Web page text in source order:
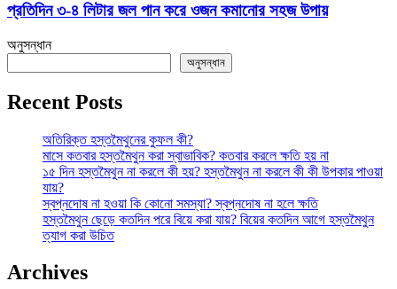
প্রতিদিন ৩-৪ লিটার জল পান করে ওজন কমানোর সহজ উপায়
অনুসন্ধান
অনুসন্ধান
Recent Posts
অতিরিক্ত হস্তমৈথুনের কুফল কী?
মাসে কতবার হস্তমৈথুন করা স্বাভাবিক? কতবার করলে ক্ষতি হয় না
১৫ দিন হস্তমৈথুন না করলে কী হয়? হস্তমৈথুন না করলে কী কী উপকার পাওয়া
যায়?
স্বপ্নদোষ না হওয়া কি কোনো সমস্যা? স্বপ্নদোষ না হলে ক্ষতি
হস্তমৈথুন ছেড়ে কতদিন পরে বিয়ে করা যায়? বিয়ের কতদিন আগে হস্তমৈথুন
ত্যাগ করা উচিত
Archives